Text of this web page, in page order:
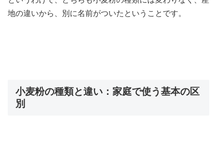
地の違いから、別に名前がついたということです。
小麦粉の種類と違い：家庭で使う基本の区
別